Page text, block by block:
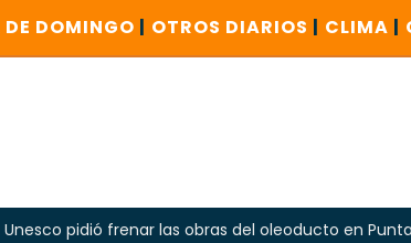
DOMINGO | OTROS DIARIOS | CLIMA |
frenar las obras del oleoducto en Punta Colorada